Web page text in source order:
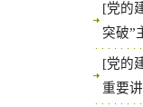
[党的
突破”
[党的
重要